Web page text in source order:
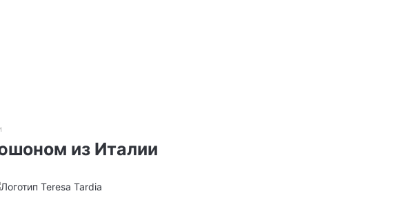
из Италии